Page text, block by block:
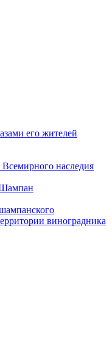
его жителей
наследия
виноградника